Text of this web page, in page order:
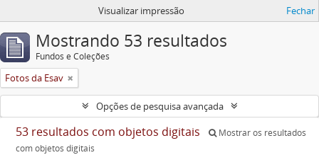
Visualizar impressão Fechar
Mostrando 53 resultados
Fundos e Coleções
Fotos da Esav
Opções de pesquisa avançada
53 resultados com objetos digitais
Mostrar os resultados
com objetos digitais